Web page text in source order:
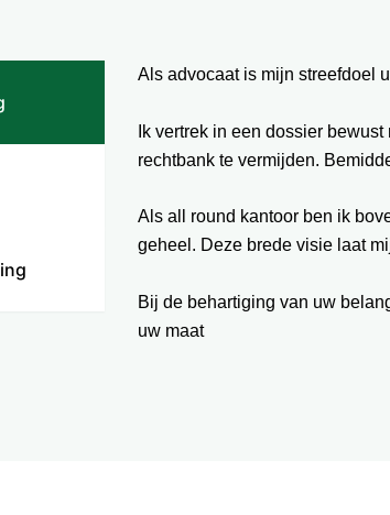
Als advocaat is mijn streefdoel
Ik vertrek in een dossier
rechtbank te vermijden.
Als all round kantoor ben ik
geheel. Deze brede visie laat
Bij de behartiging van uw
uw maat